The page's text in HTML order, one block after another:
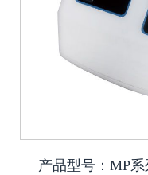
产品型号：MP